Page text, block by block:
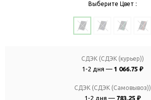
Выберите Цвет :
СДЭК (СДЭК (курьер))
1-2 дня — 1 066.75 ₽
СДЭК (СДЭК (Самовывоз))
1-2 дня — 783.25 ₽